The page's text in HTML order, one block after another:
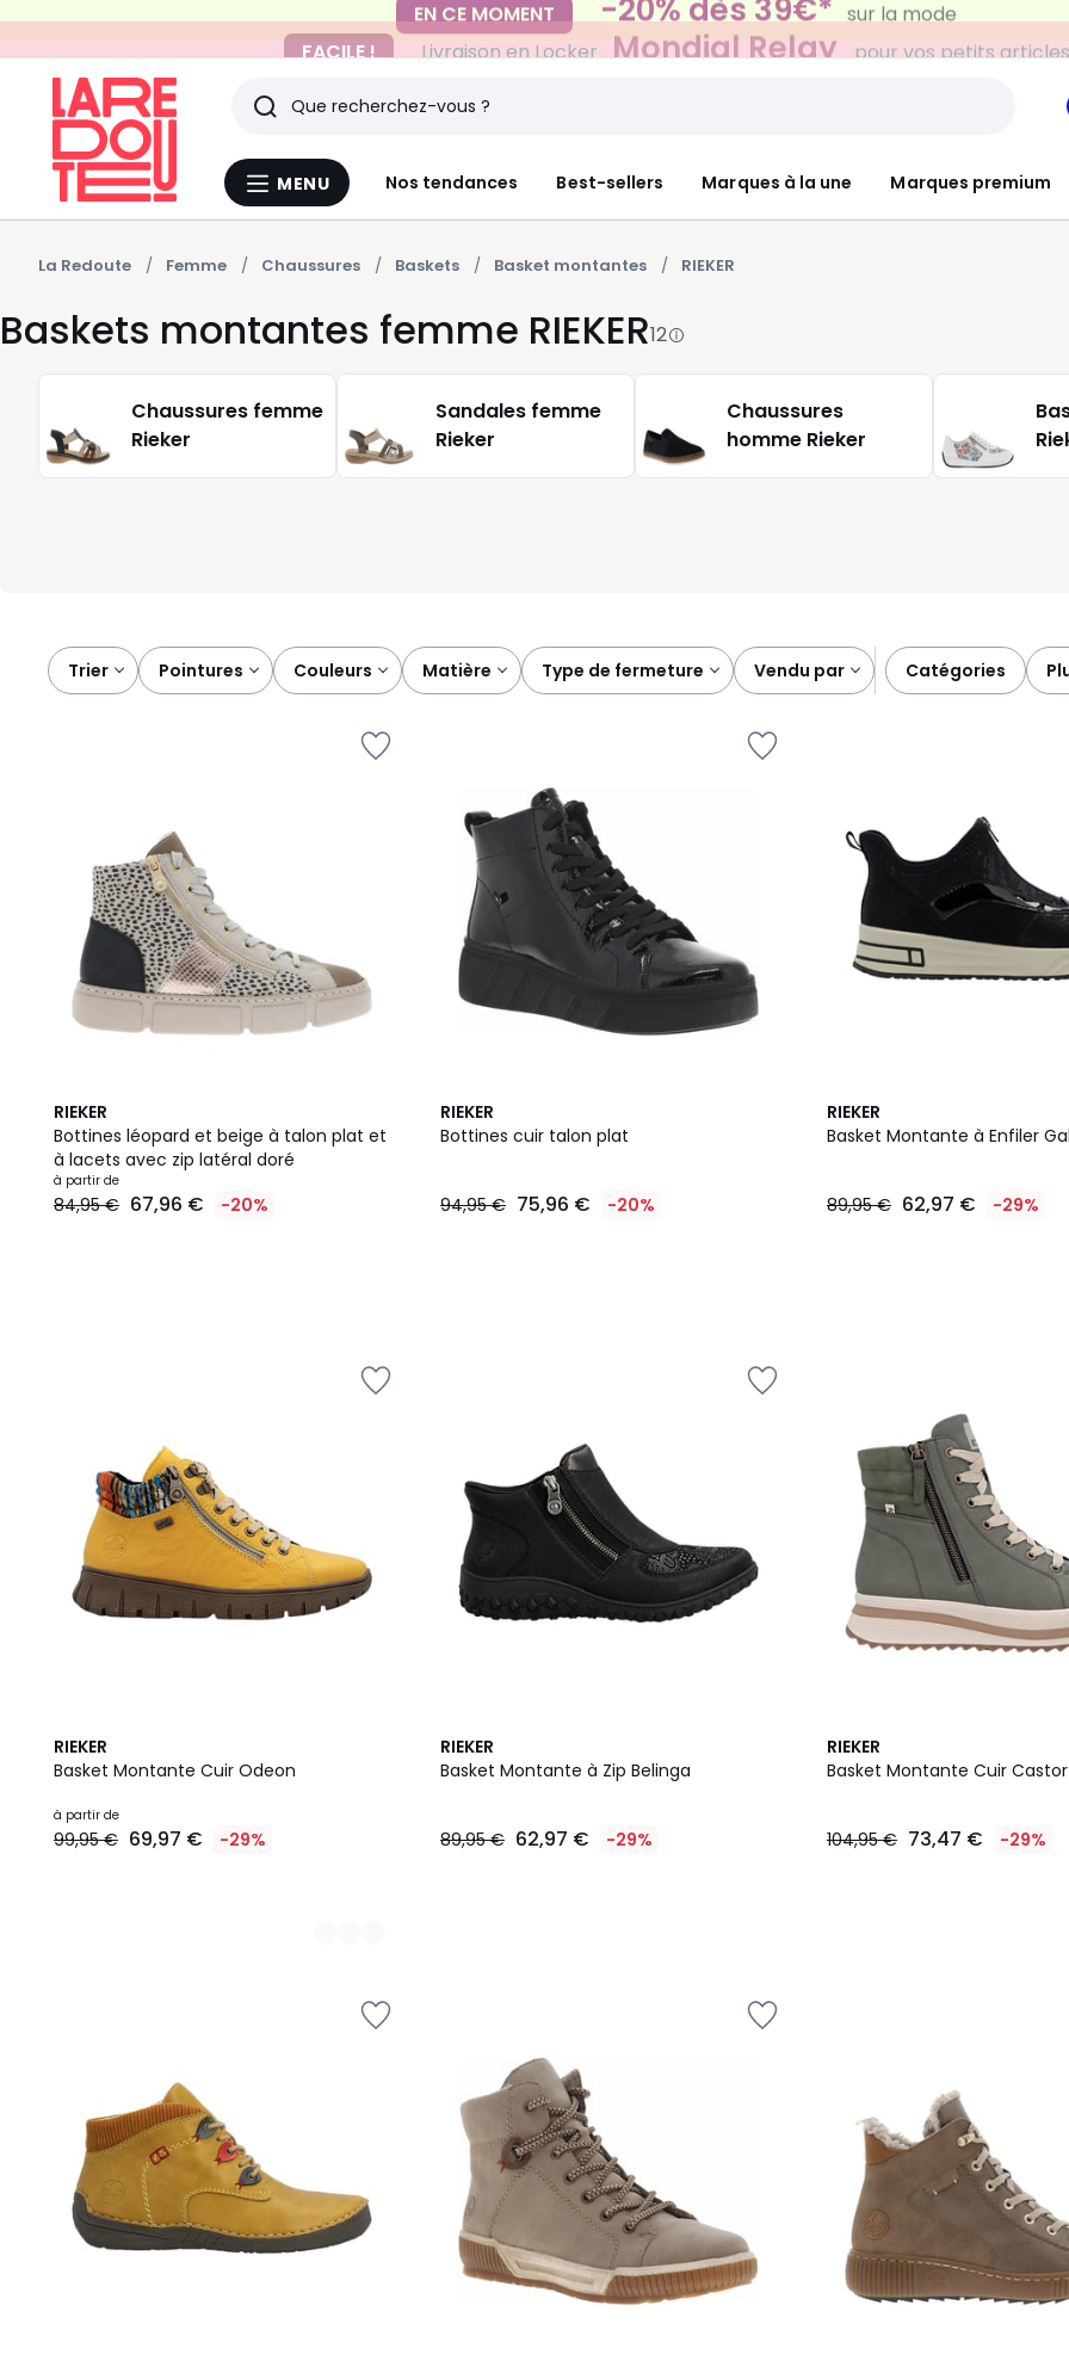
FACILE !
Livraison en Locker Mondial Relay pour vos petits articles
Menu
MENU Nos tendances Best-sellers Marques à la une Marques premium
Rechercher
Derniers
articles
vus
La Redoute Femme Chaussures Baskets Basket montantes RIEKER
Baskets montantes femme RIEKER12
Chaussures femme
Rieker
Sandales femme
Rieker
Chaussures
homme Rieker
Trier
pointures couleurs matière type de fermeture vendu par catégories
RIEKER
Bottines léopard et beige à talon plat et
à lacets avec zip latéral doré
Prix
à
réduction
appliquée.
à partir de
84,95 € 67,96 € -20%
RIEKER
Bottines cuir talon plat
94,95 € 75,96 € -20%
RIEKER
Basket Montante à Enfiler
89,95 € 62,97 € -29%
RIEKER
Basket Montante Cuir Odeon
à partir de
99,95 € 69,97 € -29%
3
Couleurs
RIEKER
Basket Montante à Zip Belinga
89,95 € 62,97 € -29%
RIEKER
Basket Montante Cuir Castor
104,95 € 73,47 € -29%